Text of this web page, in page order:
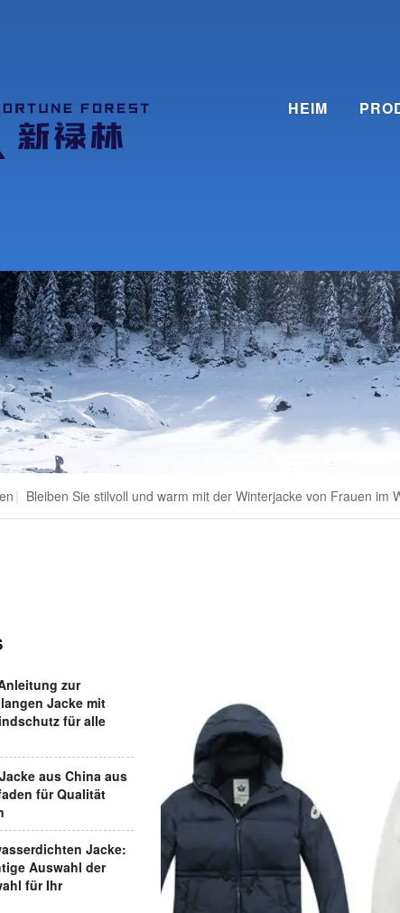
HEIM
| Bleiben Sie stilvoll und warm mit der Winterjacke von Frauen im
zur
Jacke mit
für alle
aus China aus
für Qualität
Jacke:
Auswahl der
für Ihr